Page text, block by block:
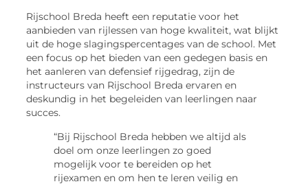
Rijschool Breda heeft een reputatie voor het
aanbieden van rijlessen van hoge kwaliteit, wat blijkt
uit de hoge slagingspercentages van de school. Met
een focus op het bieden van een gedegen basis en
het aanleren van defensief rijgedrag, zijn de
instructeurs van Rijschool Breda ervaren en
deskundig in het begeleiden van leerlingen naar
succes.
“Bij Rijschool Breda hebben we altijd als
doel om onze leerlingen zo goed
mogelijk voor te bereiden op het
rijexamen en om hen te leren veilig en